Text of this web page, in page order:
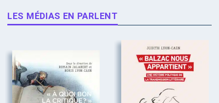
LES MÉDIAS EN PARLENT